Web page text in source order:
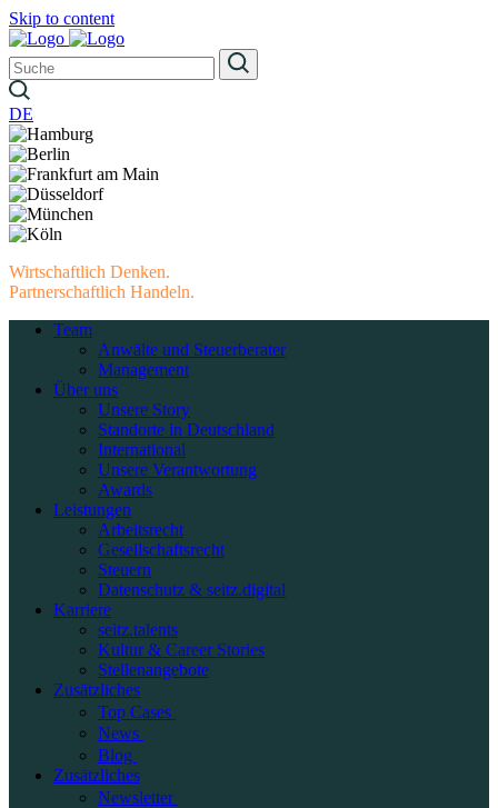
Skip to content
DE
Wirtschaftlich Denken.
Partnerschaftlich Handeln.
Team
Anwälte und Steuerberater
Management
Über uns
Unsere Story
Standorte in Deutschland
International
Unsere Verantwortung
Awards
Leistungen
Arbeitsrecht
Gesellschaftsrecht
Steuern
Datenschutz & seitz.digital
Karriere
seitz.talents
Kultur & Career Stories
Stellenangebote
Zusätzliches
Top Cases
News
Blog
Zusätzliches
Newsletter